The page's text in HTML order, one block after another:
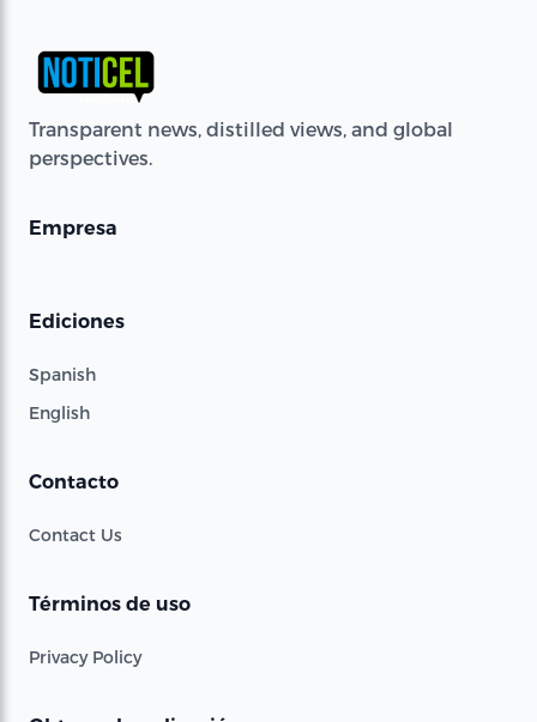
Transparent news, distilled views, and global
perspectives.
Empresa
Ediciones
Spanish
English
Contacto
Contact Us
Términos de uso
Privacy Policy